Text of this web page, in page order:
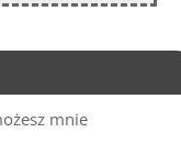
mnie